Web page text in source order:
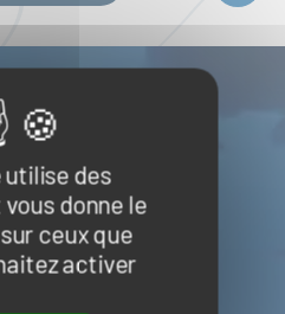
utilise des
donne le
ceux que
activer
maritimes
et minérales marines
marins